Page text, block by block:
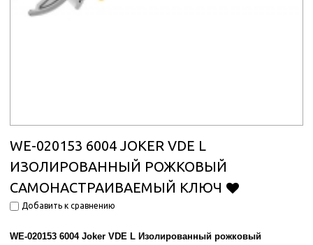
WE-020153 6004 JOKER VDE L
ИЗОЛИРОВАННЫЙ РОЖКОВЫЙ
САМОНАСТРАИВАЕМЫЙ КЛЮЧ
Добавить к сравнению
WE-020153 6004 Joker VDE L Изолированный рожковый